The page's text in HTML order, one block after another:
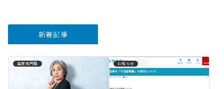
新着記事
高度専門職 お知らせ